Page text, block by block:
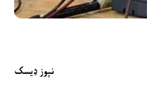
نېوز ډیسک